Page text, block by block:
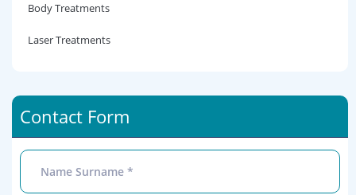
Body Treatments
Laser Treatments
Contact Form